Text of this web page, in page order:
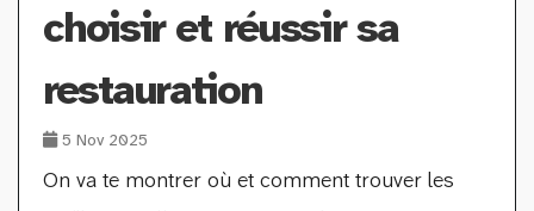
choisir et réussir sa
restauration
5 Nov 2025
On va te montrer où et comment trouver les